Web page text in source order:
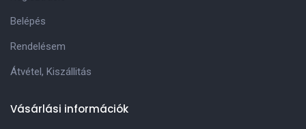
Belépés
Rendelésem
Átvétel, Kiszállitás
Vásárlási információk